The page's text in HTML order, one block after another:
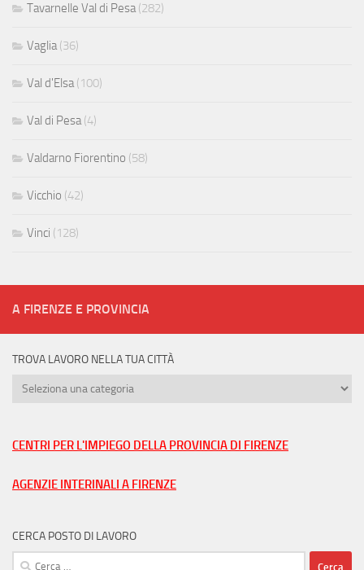
Tavarnelle Val di Pesa(282)
Vaglia(36)
Val d'Elsa(100)
Val di Pesa(4)
Valdarno Fiorentino (58)
Vicchio (42)
Vinci (128)
A FIRENZE E PROVINCIA
TROVA LAVORO NELLA TUA CITTÀ
Trova
tua
CENTRI PER L'IMPIEGO DELLA PROVINCIA DI FIRENZE
AGENZIE INTERINALI A FIRENZE
CERCA POSTO DI LAVORO
Ricerca